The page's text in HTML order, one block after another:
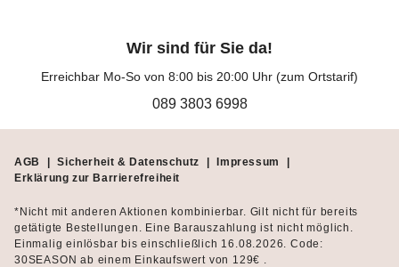
Wir sind für Sie da!
Erreichbar Mo-So von 8:00 bis 20:00 Uhr (zum Ortstarif)
089 3803 6998
AGB | Sicherheit & Datenschutz | Impressum
|
Erklärung zur Barrierefreiheit
*Nicht mit anderen Aktionen kombinierbar. Gilt nicht für bereits
getätigte Bestellungen. Eine Barauszahlung ist nicht möglich.
Einmalig einlösbar bis einschließlich 16.08.2026. Code:
30SEASON ab einem Einkaufswert von 129€ .